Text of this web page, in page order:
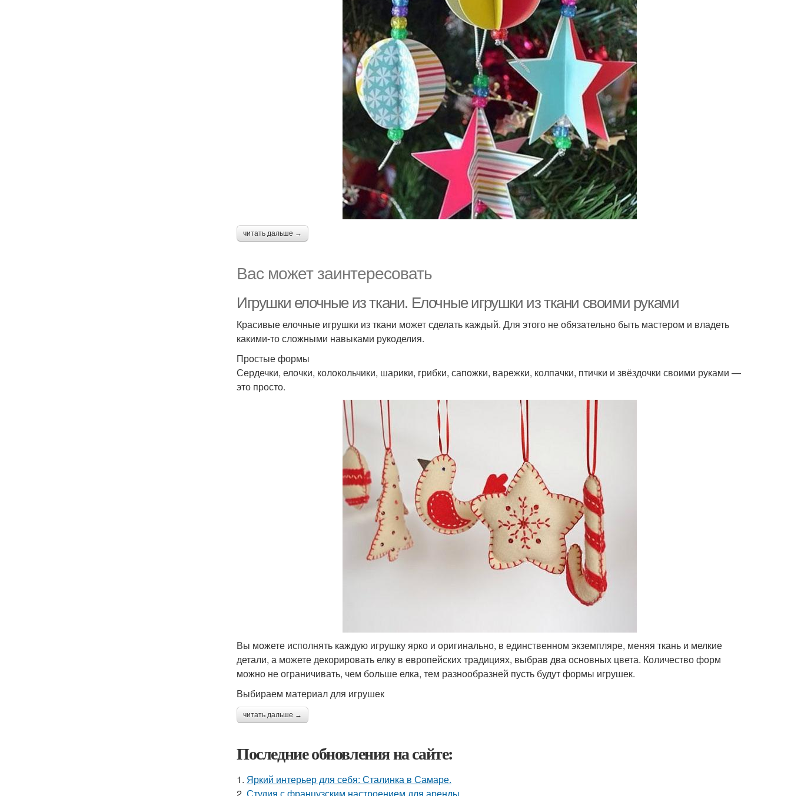
читать дальше →
Вас может заинтересовать
Игрушки елочные из ткани. Елочные игрушки из ткани своими руками
Красивые елочные игрушки из ткани может сделать каждый. Для этого не обязательно быть мастером и владеть
какими-то сложными навыками рукоделия.
Простые формы
Сердечки, елочки, колокольчики, шарики, грибки, сапожки, варежки, колпачки, птички и звёздочки своими руками —
это просто.
Вы можете исполнять каждую игрушку ярко и оригинально, в единственном экземпляре, меняя ткань и мелкие
детали, а можете декорировать елку в европейских традициях, выбрав два основных цвета. Количество форм
можно не ограничивать, чем больше елка, тем разнообразней пусть будут формы игрушек.
Выбираем материал для игрушек
читать дальше →
Последние обновления на сайте:
1. Яркий интерьер для себя: Сталинка в Самаре.